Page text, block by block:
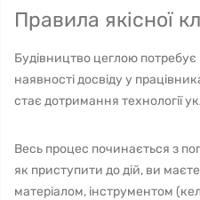
Правила якісної
Будівництво цеглою
наявності досвіду у
стає дотримання технології
Весь процес починається з
як приступити до дій, ви
матеріалом, інструментом